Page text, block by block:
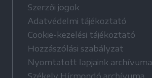
Szerzői jogok
Adatvédelmi tájékoztató
Cookie-kezelési tájékoztató
Hozzászólási szabályzat
Nyomtatott lapjaink archívuma
Székely Hírmondó archívuma